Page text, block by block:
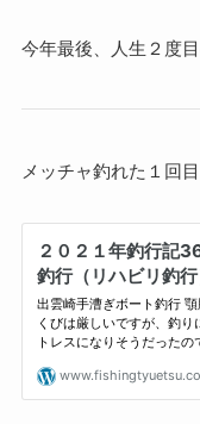
今年最後、人生２度
メッチャ釣れた１回